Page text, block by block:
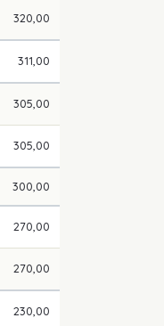
320,00
311,00
305,00
305,00
300,00
270,00
270,00
230,00